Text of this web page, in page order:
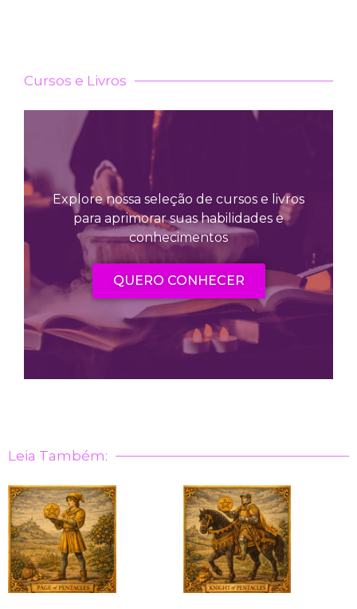
Cursos e Livros
Explore nossa seleção de cursos e livros
para aprimorar suas habilidades e
conhecimentos
QUERO CONHECER
Leia Também: